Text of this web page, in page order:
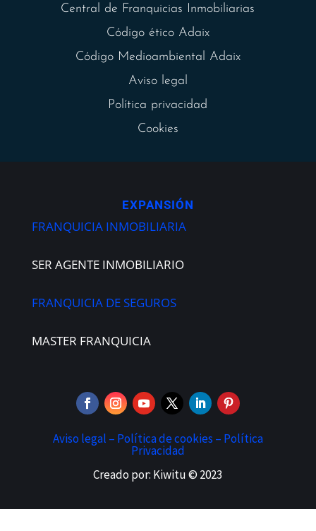
Central de Franquicias Inmobiliarias
Código ético Adaix
Código Medioambiental Adaix
Aviso legal
Política privacidad
Cookies
EXPANSIÓN
FRANQUICIA INMOBILIARIA
SER AGENTE INMOBILIARIO
FRANQUICIA DE SEGUROS
MASTER FRANQUICIA
Aviso legal – Política de cookies – Política
Privacidad
Creado por: Kiwitu © 2023